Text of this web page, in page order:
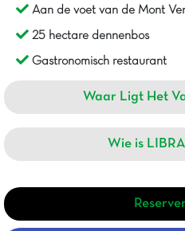
Aan de voet van de Mont
25 hectare dennenbos
Gastronomisch restaurant
Waar Ligt Het
Wie is